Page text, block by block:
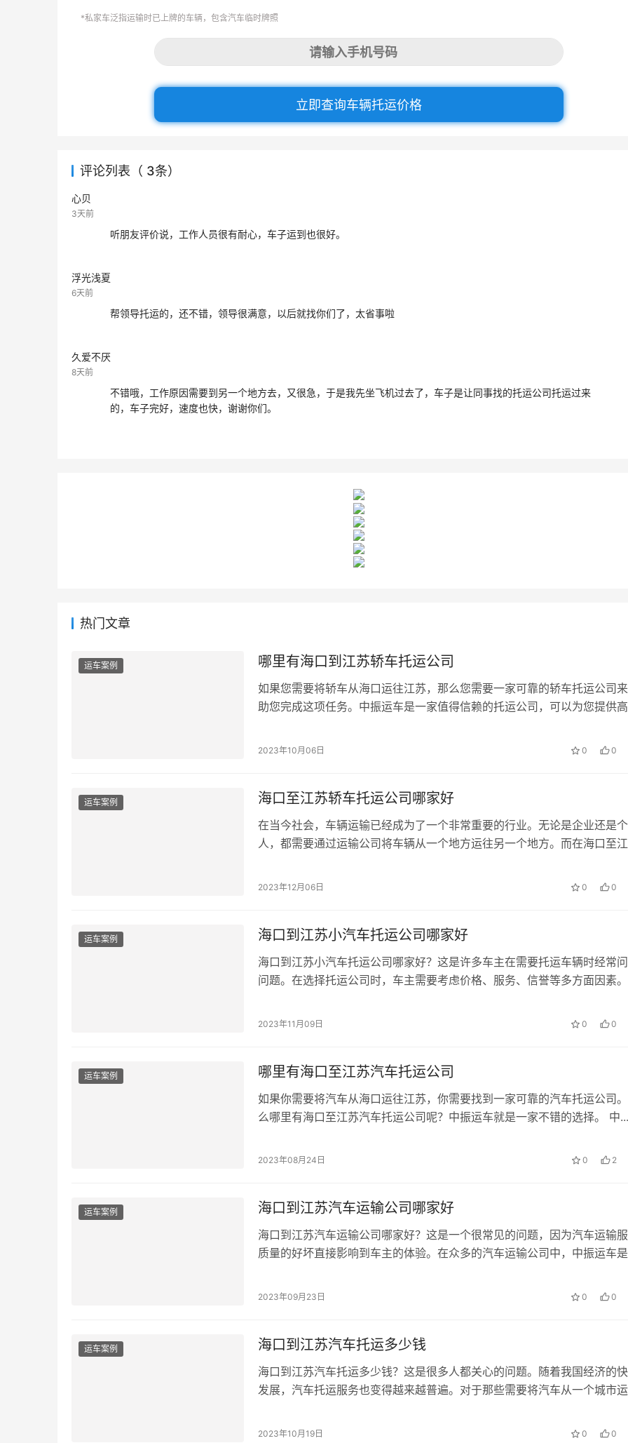
*私家车泛指运输时已上牌的车辆，包含汽车临时牌照
立即查询车辆托运价格
评论列表（ 3条）
心贝
3天前
听朋友评价说，工作人员很有耐心，车子运到也很好。
浮光浅夏
6天前
帮领导托运的，还不错，领导很满意，以后就找你们了，太省事啦
久爱不厌
8天前
不错哦，工作原因需要到另一个地方去，又很急，于是我先坐飞机过去了，车子是让同事找的托运公司托运过来
的，车子完好，速度也快，谢谢你们。
热门文章
运车案例 哪里有海口到江苏轿车托运公司
如果您需要将轿车从海口运往江苏，那么您需要一家可靠的轿车托运公司
助您完成这项任务。中振运车是一家值得信赖的托运公司，可以为您提供
2023年10月06日 0 0
运车案例 海口至江苏轿车托运公司哪家好
在当今社会，车辆运输已经成为了一个非常重要的行业。无论是企业还是个
人，都需要通过运输公司将车辆从一个地方运往另一个地方。而在海口至江
2023年12月06日 0 0
运车案例 海口到江苏小汽车托运公司哪家好
海口到江苏小汽车托运公司哪家好？这是许多车主在需要托运车辆时经常
问题。在选择托运公司时，车主需要考虑价格、服务、信誉等多方面因素
2023年11月09日 0 0
运车案例 哪里有海口至江苏汽车托运公司
如果你需要将汽车从海口运往江苏，你需要找到一家可靠的汽车托运公司
么哪里有海口至江苏汽车托运公司呢？中振运车就是一家不错的选择。 中...
2023年08月24日 0 2
运车案例 海口到江苏汽车运输公司哪家好
海口到江苏汽车运输公司哪家好？这是一个很常见的问题，因为汽车运输
质量的好坏直接影响到车主的体验。在众多的汽车运输公司中，中振运车是
2023年09月23日 0 0
运车案例 海口到江苏汽车托运多少钱
海口到江苏汽车托运多少钱？这是很多人都关心的问题。随着我国经济的
发展，汽车托运服务也变得越来越普遍。对于那些需要将汽车从一个城市
2023年10月19日 0 0